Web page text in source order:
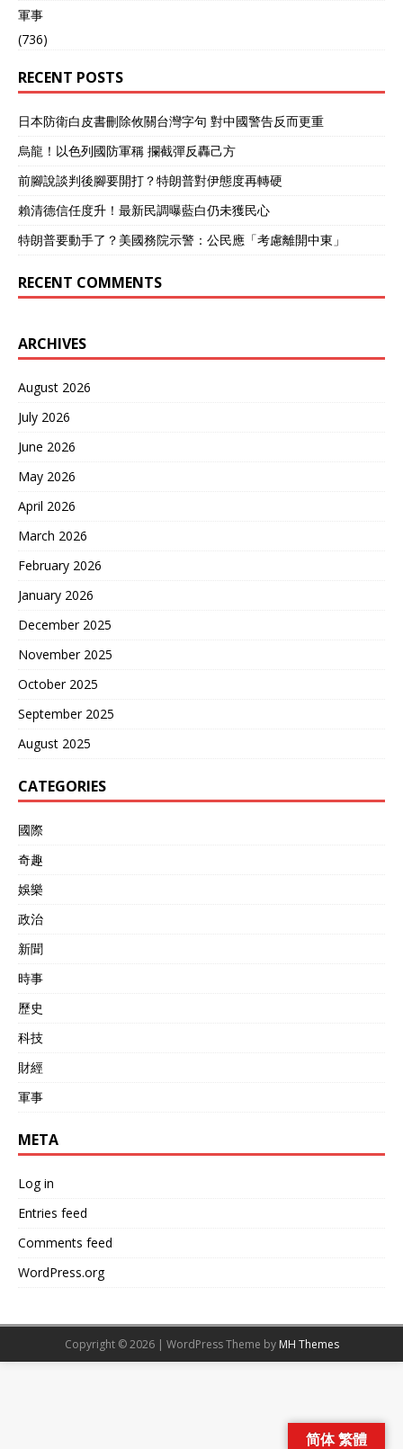
軍事
(736)
RECENT POSTS
日本防衛白皮書刪除攸關台灣字句 對中國警告反而更重
烏龍！以色列國防軍稱 攔截彈反轟己方
前腳說談判後腳要開打？特朗普對伊態度再轉硬
賴清德信任度升！最新民調曝藍白仍未獲民心
特朗普要動手了？美國務院示警：公民應「考慮離開中東」
RECENT COMMENTS
ARCHIVES
August 2026
July 2026
June 2026
May 2026
April 2026
March 2026
February 2026
January 2026
December 2025
November 2025
October 2025
September 2025
August 2025
CATEGORIES
國際
奇趣
娛樂
政治
新聞
時事
歷史
科技
財經
軍事
META
Log in
Entries feed
Comments feed
WordPress.org
Copyright © 2026 | WordPress Theme by MH Themes
简体 繁體